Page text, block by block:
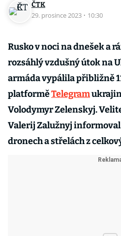
ČTK
29. prosince 2023 · 10:30
Rusko v noci na dnešek a
rozsáhlý vzdušný útok na
armáda vypálila přibližně
platforměTelegram
Volodymyr Zelenskyj.
Valerij Zalužnyj
dronech a střelách z